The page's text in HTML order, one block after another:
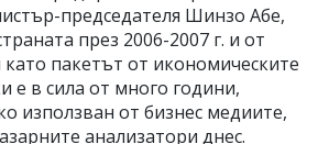
председателя Шинзо Абе,
през 2006-2007 г. и от
като пакетът от икономическите
е в сила от много години,
използван от бизнес медиите,
анализатори днес.